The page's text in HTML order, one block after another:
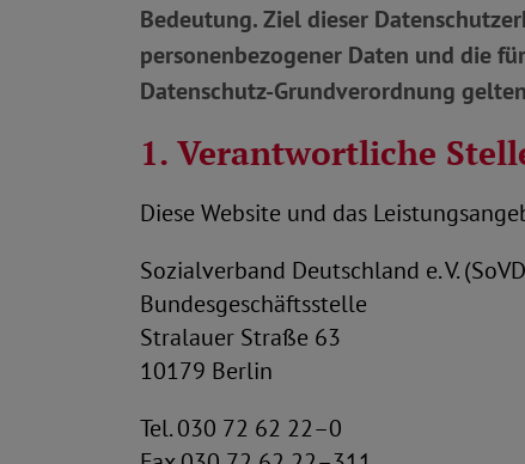
Bedeutung. Ziel dieser
personenbezogener Daten und die
Datenschutz-Grundverordnung
1. Verantwortliche
Diese Website und das
Sozialverband Deutschland e. V.
Bundesgeschäftsstelle
Stralauer Straße 63
10179 Berlin
Tel. 030 72 62 22–0